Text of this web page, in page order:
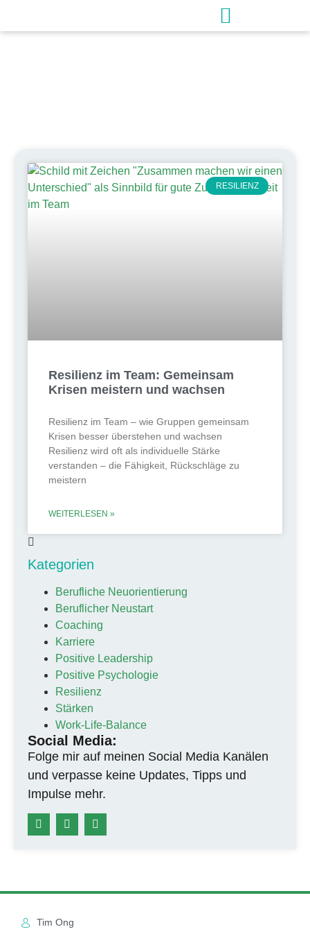
RESILIENZ
Resilienz im Team: Gemeinsam
Krisen meistern und wachsen
Resilienz im Team – wie Gruppen gemeinsam
Krisen besser überstehen und wachsen
Resilienz wird oft als individuelle Stärke
verstanden – die Fähigkeit, Rückschläge zu
meistern
WEITERLESEN »
Kategorien
Berufliche Neuorientierung
Beruflicher Neustart
Coaching
Karriere
Positive Leadership
Positive Psychologie
Resilienz
Stärken
Work-Life-Balance
Social Media:
Folge mir auf meinen Social Media Kanälen
und verpasse keine Updates, Tipps und
Impulse mehr.
Tim Ong